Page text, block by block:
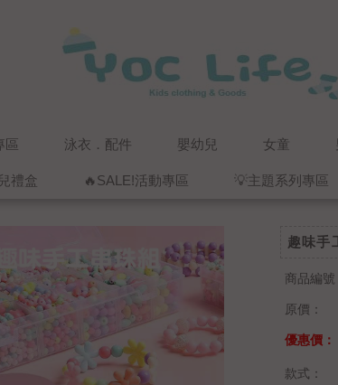
區 泳衣．配件 嬰幼兒 女童
禮盒 🔥SALE!活動專區 💡主題系列專區
趣味手
商品編號
原價：
優惠價：
款式：